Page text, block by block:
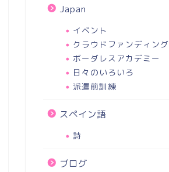
Japan
イベント
クラウドファンディング
ボーダレスアカデミー
日々のいろいろ
派遣前訓練
スペイン語
詩
ブログ